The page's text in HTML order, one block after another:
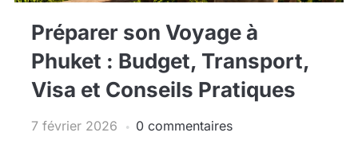
Préparer son Voyage à
Phuket : Budget, Transport,
Visa et Conseils Pratiques
7 février 2026 0 commentaires